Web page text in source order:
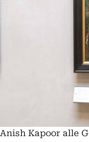
Anish Kapoor alle